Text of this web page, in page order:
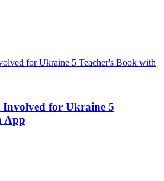
Involved for Ukraine 5
App